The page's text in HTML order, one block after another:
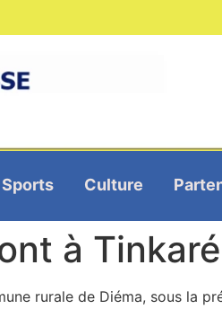
Sports Culture
à Tinkaré
rurale de Diéma, sous la